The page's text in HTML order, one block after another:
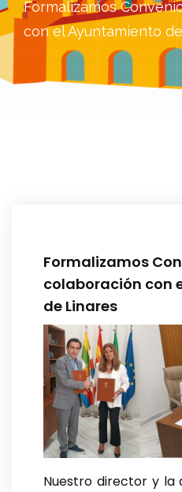
Formalizamos
con el Ayuntamiento
Formalizamos
colaboración con
de Linares
Nuestro director y la